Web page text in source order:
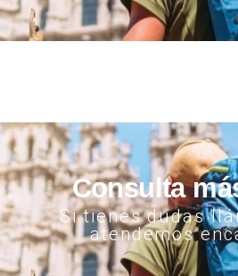
Consulta
Si tienes dudas
atendemos